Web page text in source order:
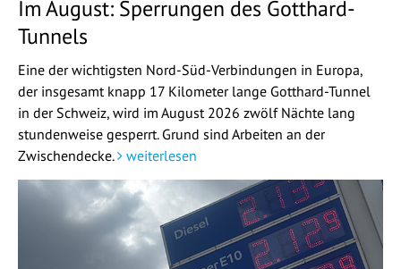
Im August: Sperrungen des Gotthard-
Tunnels
Eine der wichtigsten Nord-Süd-Verbindungen in Europa,
der insgesamt knapp 17 Kilometer lange Gotthard-Tunnel
in der Schweiz, wird im August 2026 zwölf Nächte lang
stundenweise gesperrt. Grund sind Arbeiten an der
Zwischendecke.
weiterlesen